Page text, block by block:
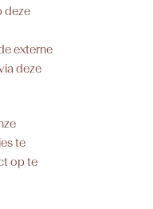
deze
externe
deze
te
op te